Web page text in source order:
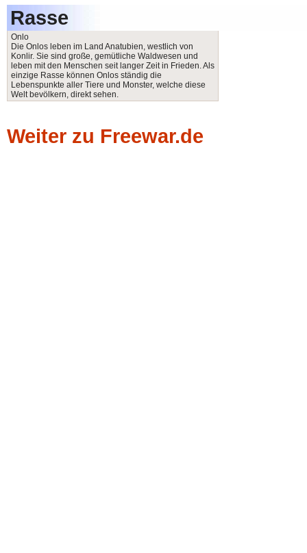
Rasse
Onlo
Die Onlos leben im Land Anatubien, westlich von
Konlir. Sie sind große, gemütliche Waldwesen und
leben mit den Menschen seit langer Zeit in Frieden. Als
einzige Rasse können Onlos ständig die
Lebenspunkte aller Tiere und Monster, welche diese
Welt bevölkern, direkt sehen.
Weiter zu Freewar.de